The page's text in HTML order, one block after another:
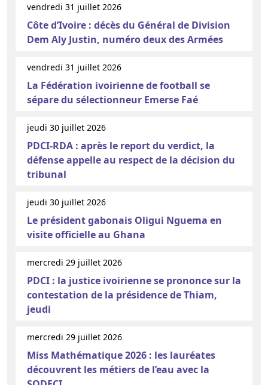
vendredi 31 juillet 2026
Côte d’Ivoire : décès du Général de Division
Dem Aly Justin, numéro deux des Armées
vendredi 31 juillet 2026
La Fédération ivoirienne de football se
sépare du sélectionneur Emerse Faé
jeudi 30 juillet 2026
PDCI-RDA : après le report du verdict, la
défense appelle au respect de la décision du
tribunal
jeudi 30 juillet 2026
Le président gabonais Oligui Nguema en
visite officielle au Ghana
mercredi 29 juillet 2026
PDCI : la justice ivoirienne se prononce sur la
contestation de la présidence de Thiam,
jeudi
mercredi 29 juillet 2026
Miss Mathématique 2026 : les lauréates
découvrent les métiers de l’eau avec la